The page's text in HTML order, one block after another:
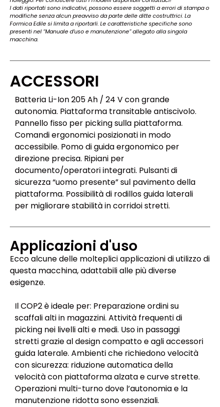
I dati riportati sono indicativi, possono essere soggetti a errori di stampa o
modifiche senza alcun preavviso da parte delle ditte costruttrici. La
Formica Edile si limita a riportarli. Le caratteristiche specifiche sono
presenti nel “Manuale d’uso e manutenzione” allegato alla singola
macchina.
ACCESSORI
Batteria Li-Ion 205 Ah / 24 V con grande
autonomia. Piattaforma transitable antiscivolo.
Pannello fisso per picking sulla piattaforma.
Comandi ergonomici posizionati in modo
accessibile. Pomo di guida ergonomico per
direzione precisa. Ripiani per
documento/operatori integrati. Pulsanti di
sicurezza “uomo presente” sul pavimento della
piattaforma. Possibilità di rodillos guida laterali
per migliorare stabilità in corridoi stretti.
Applicazioni d'uso
Ecco alcune delle molteplici applicazioni di utilizzo di
questa macchina, adattabili alle più diverse
esigenze.
Il COP2 è ideale per: Preparazione ordini su
scaffali alti in magazzini. Attività frequenti di
picking nei livelli alti e medi. Uso in passaggi
stretti grazie al design compatto e agli accessori
guida laterale. Ambienti che richiedono velocità
con sicurezza: riduzione automatica della
velocità con piattaforma alzata e curve strette.
Operazioni multi-turno dove l’autonomia e la
manutenzione ridotta sono essenziali.